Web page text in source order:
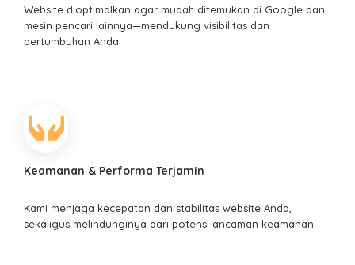
Website dioptimalkan agar mudah ditemukan di Google dan
mesin pencari lainnya—mendukung visibilitas dan
pertumbuhan Anda.
Keamanan & Performa Terjamin
Kami menjaga kecepatan dan stabilitas website Anda,
sekaligus melindunginya dari potensi ancaman keamanan.